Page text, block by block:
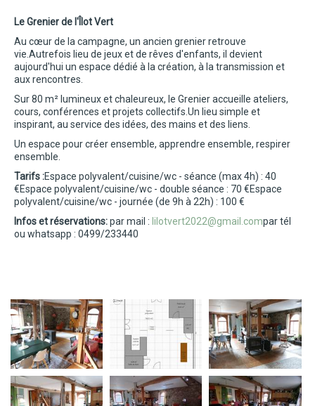
Le Grenier de l'Îlot Vert
Au cœur de la campagne, un ancien grenier retrouve
vie.Autrefois lieu de jeux et de rêves d'enfants, il devient
aujourd'hui un espace dédié à la création, à la transmission et
aux rencontres.
Sur 80 m² lumineux et chaleureux, le Grenier accueille ateliers,
cours, conférences et projets collectifs.Un lieu simple et
inspirant, au service des idées, des mains et des liens.
Un espace pour créer ensemble, apprendre ensemble, respirer
ensemble.
Tarifs :Espace polyvalent/cuisine/wc - séance (max 4h) : 40
€Espace polyvalent/cuisine/wc - double séance : 70 €Espace
polyvalent/cuisine/wc - journée (de 9h à 22h) : 100 €
Infos et réservations:par mail : lilotvert2022@gmail.compar tél
ou whatsapp : 0499/233440